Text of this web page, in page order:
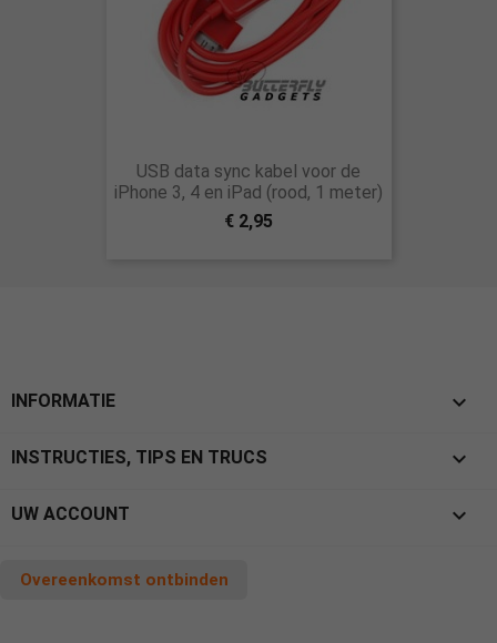
USB data sync kabel voor de
iPhone 3, 4 en iPad (rood, 1 meter)
€ 2,95
INFORMATIE 
INSTRUCTIES, TIPS EN TRUCS 
UW ACCOUNT 
Overeenkomst ontbinden